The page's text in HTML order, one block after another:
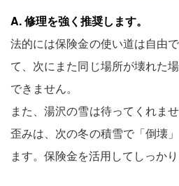
A. 修理を強く推奨します。
法的には保険金の使い道は自由
て、次にまた同じ場所が壊れた
できません。
また、湯沢の雪は待ってくれま
歪みは、次の冬の積雪で「倒壊
ます。保険金を活用してしっかり